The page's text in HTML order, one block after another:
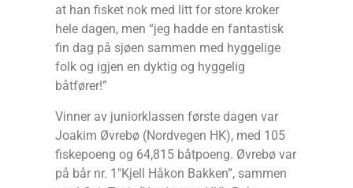
at han fisket nok med litt for store kroker
hele dagen, men “jeg hadde en fantastisk
fin dag på sjøen sammen med hyggelige
folk og igjen en dyktig og hyggelig
båtfører!”
Vinner av juniorklassen første dagen var
Joakim Øvrebø (Nordvegen HK), med 105
fiskepoeng og 64,815 båtpoeng. Øvrebø var
på bår nr. 1″Kjell Håkon Bakken”, sammen